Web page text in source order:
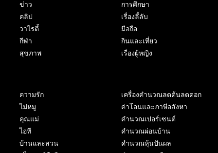
ข่าว
คลิป
วาไรตี้
กีฬา
สุขภาพ
การศึกษา
เรื่องลี้ลับ
มือถือ
กินและเที่ยว
เรื่องผู้หญิง
ความรัก
ไม่หมู
คุณแม่
ไอที
บ้านและสวน
เครื่องคำนวณลดต้นลดดอก
ค่าโอนและภาษีอสังหา
คำนวณเปอร์เซนต์
คำนวณผ่อนบ้าน
คำนวณหุ้นปันผล